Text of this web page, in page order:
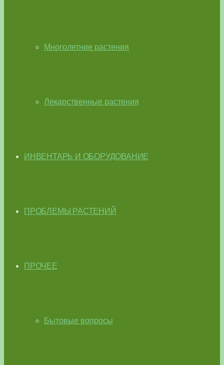
Многолетние растения
Лекарственные растения
ИНВЕНТАРЬ И ОБОРУДОВАНИЕ
ПРОБЛЕМЫ РАСТЕНИЙ
ПРОЧЕЕ
Бытовые вопросы